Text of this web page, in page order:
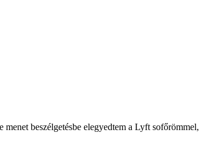
beszélgetésbe elegyedtem a Lyft sofőrömmel,